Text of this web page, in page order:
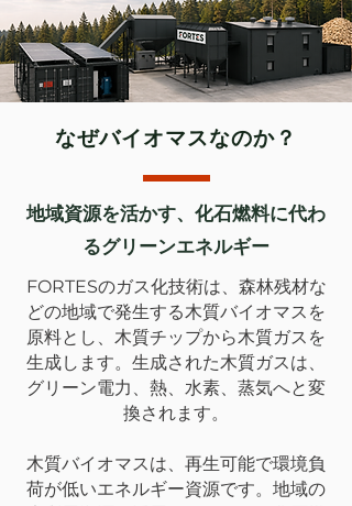
なぜバイオマスなのか？
地域資源を活かす、化石燃料に代わ
るグリーンエネルギー
FORTESのガス化技術は、森林残材な
どの地域で発生する木質バイオマスを
原料とし、木質チップから木質ガスを
生成します。生成された木質ガスは、
グリーン電力、熱、水素、蒸気へと変
換されます。
木質バイオマスは、再生可能で環境負
荷が低いエネルギー資源です。地域の